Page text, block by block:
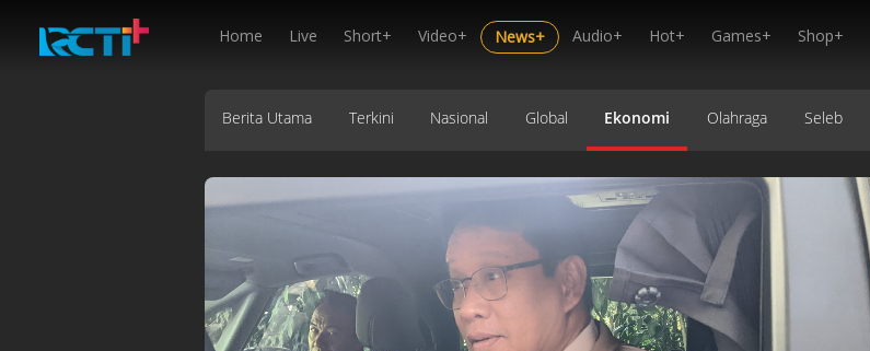
Home Live Short+ Video+ News+ Audio+ Hot+ Games+ Shop+
Berita Utama Terkini Nasional Global Ekonomi Olahraga Seleb